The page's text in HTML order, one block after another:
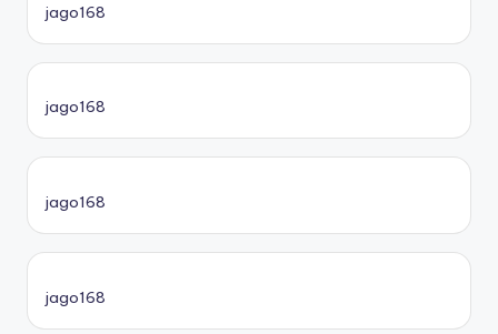
jago168
jago168
jago168
jago168